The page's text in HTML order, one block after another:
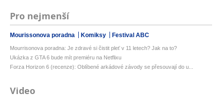
Pro nejmenší
Mourissonova poradna Komiksy Festival ABC
Mourrisonova poradna: Je zdravé si čistit pleť v 11 letech? Jak na to?
Ukázka z GTA 6 bude mít premiéru na Netflixu
Forza Horizon 6 (recenze): Oblíbené arkádové závody se přesouvají do u...
Video